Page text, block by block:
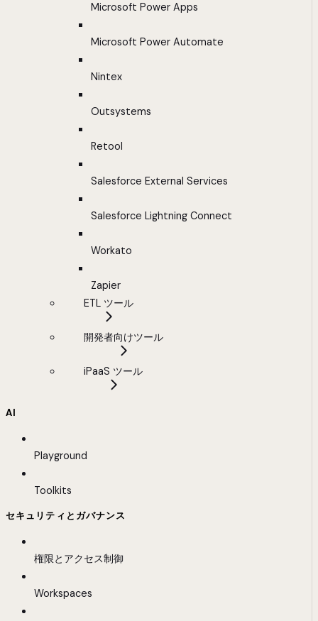
Microsoft Power Apps
Microsoft Power Automate
Nintex
Outsystems
Retool
Salesforce External Services
Salesforce Lightning Connect
Workato
Zapier
ETL ツール
開発者向けツール
iPaaS ツール
AI
Playground
Toolkits
セキュリティとガバナンス
権限とアクセス制御
Workspaces